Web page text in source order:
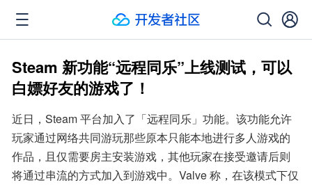
Steam 新功能“远程同乐”上线测试，可以
白嫖好友的游戏了！
近日，Steam 平台加入了「远程同乐」功能。该功能允许
玩家通过网络共同游玩那些原本只能本地进行多人游戏的
作品，且仅需要房主安装游戏，其他玩家在接受邀请后则
将通过串流的方式加入到游戏中。Valve 称，在该模式下仅